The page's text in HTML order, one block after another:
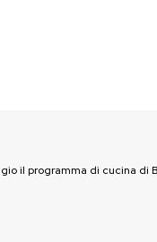
il programma di cucina di